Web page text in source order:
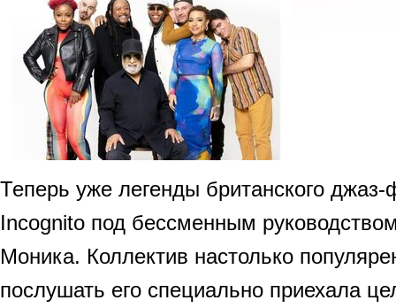
Теперь уже легенды британского джаз-
Incognito под бессменным
Моника. Коллектив настолько
послушать его специально приехала